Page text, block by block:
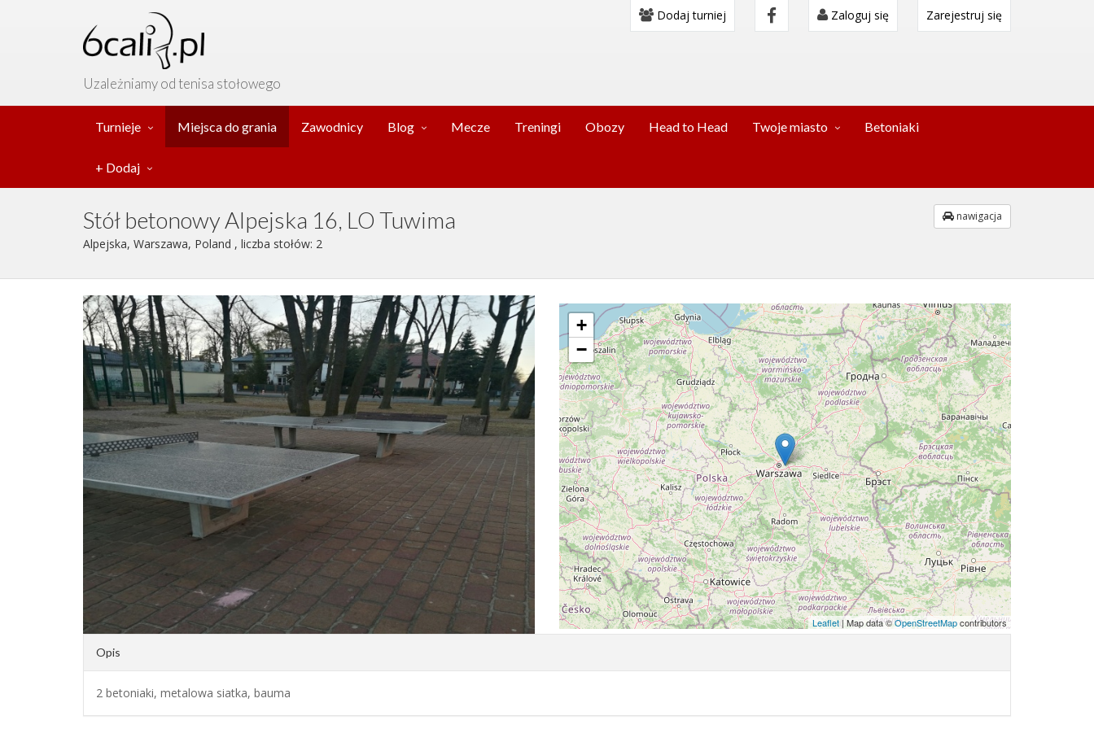
Uzależniamy od tenisa stołowego
Dodaj turniej Zaloguj się Zarejestruj się
Turnieje Miejsca do grania Zawodnicy Blog Mecze Treningi Obozy Head to Head Twoje miasto Betoniaki
+ Dodaj
Stół betonowy Alpejska 16, LO Tuwima
Alpejska, Warszawa, Poland , liczba stołów: 2
nawigacja
+
−
Leaflet | Map data ©OpenStreetMapcontributors
Opis
2 betoniaki, metalowa siatka, bauma